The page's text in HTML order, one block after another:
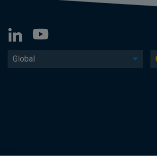
Global